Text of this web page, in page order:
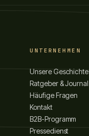
UNTERNEHMEN
Unsere Geschichte
Ratgeber & Journal
Häufige Fragen
Kontakt
B2B-Programm
Pressedienst